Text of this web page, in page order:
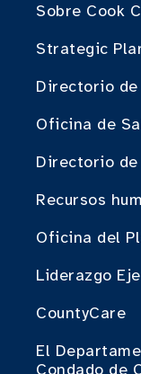
Sobre Cook
Strategic
Directorio de
Oficina de
Directorio de
Recursos
Oficina del
Liderazgo
CountyCare
El
Condado de